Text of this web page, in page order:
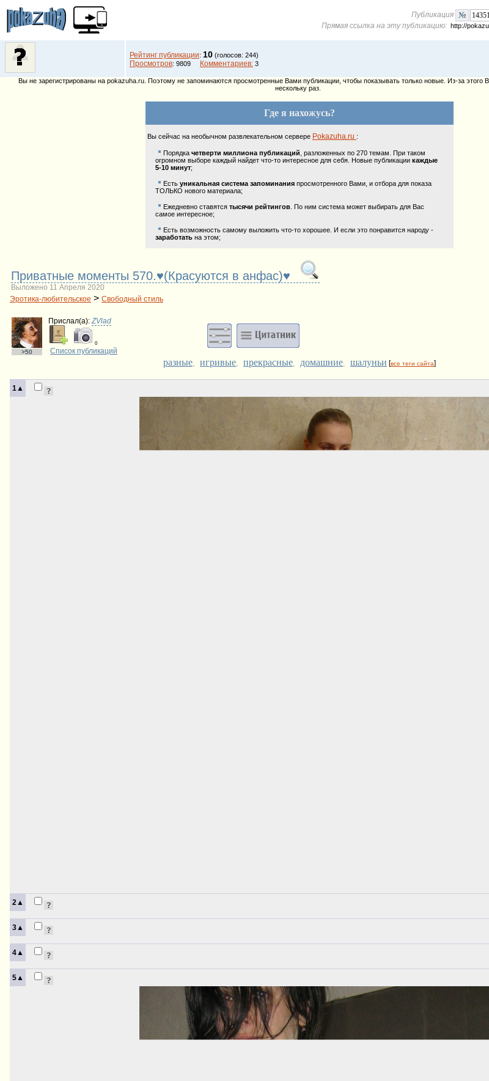
Публикация
Прямая ссылка на эту публикацию: http://
Рейтинг публикации: 10 (голосов: 244)
Просмотров: 9809 Комментариев: 3
Вы не зарегистрированы на pokazuha.ru. Поэтому не запоминаются просмотренные Вами публикации, чтобы показывать только новые. Из-за этого
нескольку раз.
Где я нахожусь?
Вы сейчас на необычном развлекательном сервере Pokazuha.ru :
Порядка четверти миллиона публикаций , разложенных по 270 темам. При таком
огромном выборе каждый найдет что-то интересное для себя. Новые публикации каждые
5-10 минут;
Есть уникальная система запоминания просмотренного Вами, и отбора для показа
ТОЛЬКО нового материала;
Ежедневно ставятся тысячи рейтингов . По ним система может выбирать для Вас
самое интересное;
Есть возможность самому выложить что-то хорошее. И если это понравится народу -
заработать на этом;
Приватные моменты 570.♥(Красуются в анфас)♥
Выложено 11 Апреля 2020
Эротика-любительское > Свободный стиль
>50
Прислал(a):ZVlad
0
Список публикаций
разные, игривые, прекрасные, домашние, шалуньи [все теги сайта]
1▲
2▲
3▲
4▲
5▲